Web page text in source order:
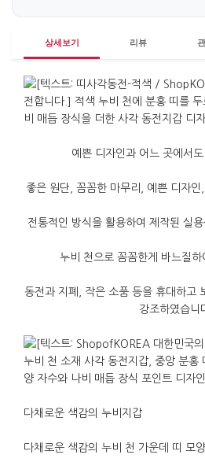
상세보기 리뷰
예쁜 디자인과 어느 곳에서도
좋은 원단 꼼꼼한 마무리 예쁜 디자인
전통적인 방식을 활용하여 제작된 실용
누비 천으로 꼼꼼한게 바느질하
동전과 지폐 작은 소품 등을 휴대하고
강조하였습니
다채로운 색감의 누비지갑
다채로운 색감의 누비 천 가운데 띠 모양